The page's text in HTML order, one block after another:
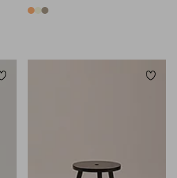
3 kolory
Dodaj do ulubionych